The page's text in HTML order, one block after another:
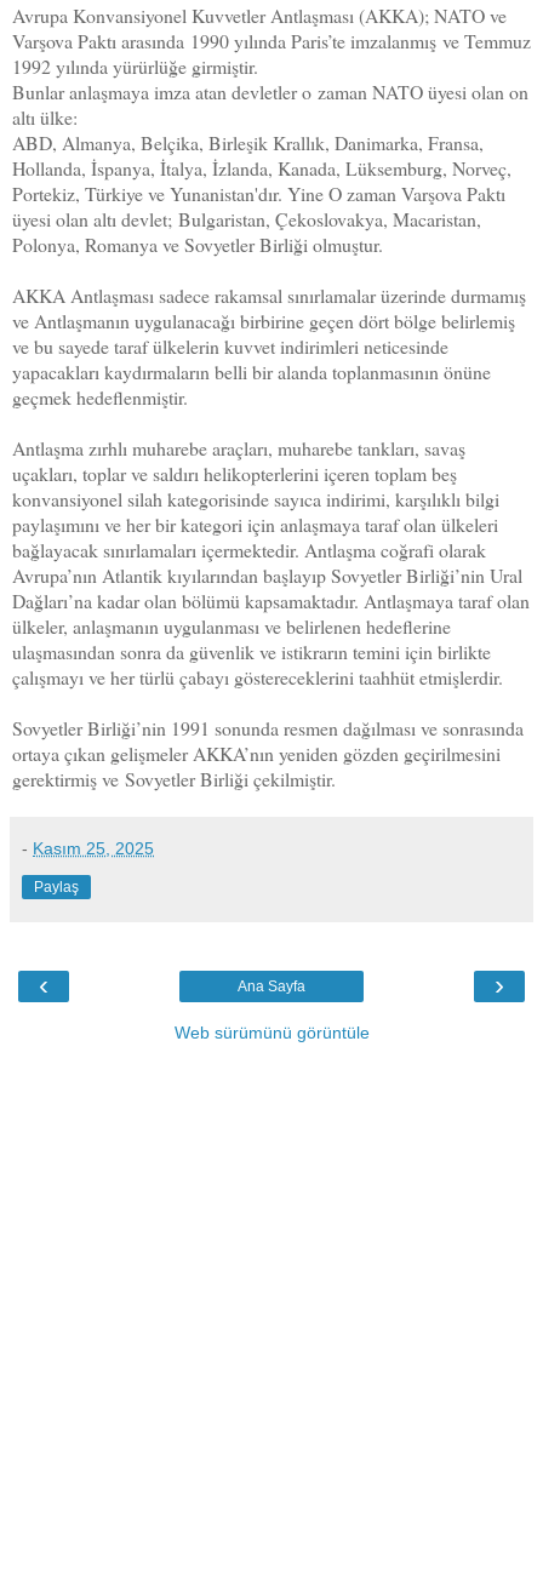
Avrupa Konvansiyonel Kuvvetler Antlaşması (AKKA); NATO ve
Varşova Paktı arasında 1990 yılında Paris’te imzalanmış ve Temmuz
1992 yılında yürürlüğe girmiştir.
Bunlar anlaşmaya imza atan devletler o zaman NATO üyesi olan on
altı ülke:
ABD, Almanya, Belçika, Birleşik Krallık, Danimarka, Fransa,
Hollanda, İspanya, İtalya, İzlanda, Kanada, Lüksemburg, Norveç,
Portekiz, Türkiye ve Yunanistan'dır. Yine O zaman Varşova Paktı
üyesi olan altı devlet; Bulgaristan, Çekoslovakya, Macaristan,
Polonya, Romanya ve Sovyetler Birliği olmuştur.
AKKA Antlaşması sadece rakamsal sınırlamalar üzerinde durmamış
ve Antlaşmanın uygulanacağı birbirine geçen dört bölge belirlemiş
ve bu sayede taraf ülkelerin kuvvet indirimleri neticesinde
yapacakları kaydırmaların belli bir alanda toplanmasının önüne
geçmek hedeflenmiştir.
Antlaşma zırhlı muharebe araçları, muharebe tankları, savaş
uçakları, toplar ve saldırı helikopterlerini içeren toplam beş
konvansiyonel silah kategorisinde sayıca indirimi, karşılıklı bilgi
paylaşımını ve her bir kategori için anlaşmaya taraf olan ülkeleri
bağlayacak sınırlamaları içermektedir. Antlaşma coğrafi olarak
Avrupa’nın Atlantik kıyılarından başlayıp Sovyetler Birliği’nin Ural
Dağları’na kadar olan bölümü kapsamaktadır. Antlaşmaya taraf olan
ülkeler, anlaşmanın uygulanması ve belirlenen hedeflerine
ulaşmasından sonra da güvenlik ve istikrarın temini için birlikte
çalışmayı ve her türlü çabayı göstereceklerini taahhüt etmişlerdir.
Sovyetler Birliği’nin 1991 sonunda resmen dağılması ve sonrasında
ortaya çıkan gelişmeler AKKA’nın yeniden gözden geçirilmesini
gerektirmiş ve Sovyetler Birliği çekilmiştir.
- Kasım 25, 2025
Paylaş
‹ ›
Ana Sayfa
Web sürümünü görüntüle